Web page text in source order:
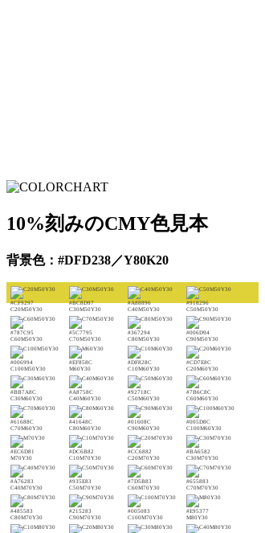
10%刻みのCMY色見本
背景色：#DFD238／Y80K20
#CF9297
C20M50Y30
#BC8D97
C30M50Y30
#A88896
C40M50Y30
#918296
C50M50Y30
#787C95
C60M50Y30
#5C7795
C70M50Y30
#367294
C80M50Y30
#006D94
C90M50Y30
#006994
C100M50Y30
#EF858C
M60Y30
#DF828C
C10M60Y30
#CD7E8C
C20M60Y30
#BB7A8C
C30M60Y30
#A8758C
C40M60Y30
#92718C
C50M60Y30
#7B6C8C
C60M60Y30
#61688C
C70M60Y30
#41648C
C80M60Y30
#01608C
C90M60Y30
#005D8C
C100M60Y30
#EC6D81
M70Y30
#DC6B82
C10M70Y30
#CC6882
C20M70Y30
#BA6582
C30M70Y30
#A76283
C40M70Y30
#935E83
C50M70Y30
#7D5B83
C60M70Y30
#655883
C70M70Y30
#485583
C80M70Y30
#215283
C90M70Y30
#005083
C100M70Y30
#E95377
M80Y30